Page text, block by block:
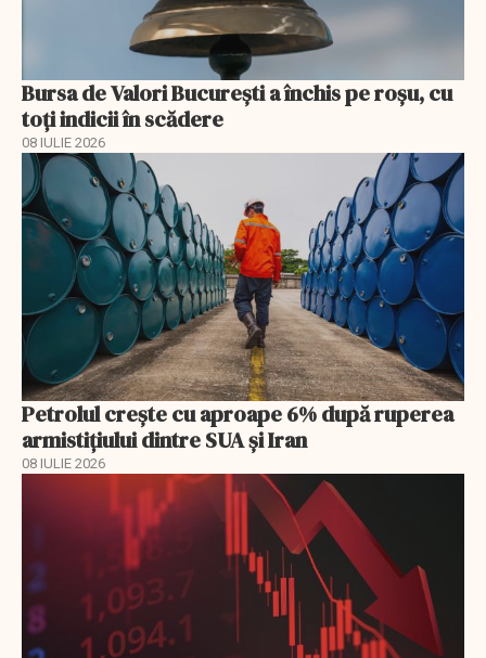
Bursa de Valori București a închis pe roșu, cu
toți indicii în scădere
08 IULIE 2026
Petrolul crește cu aproape 6% după ruperea
armistițiului dintre SUA și Iran
08 IULIE 2026